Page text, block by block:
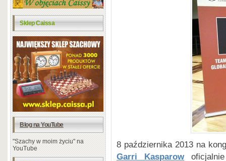
Sklep Caissa
Blog na YouTube
"Szachy w moim życiu" na
YouTube
8 października 2013 na
Garri Kasparow